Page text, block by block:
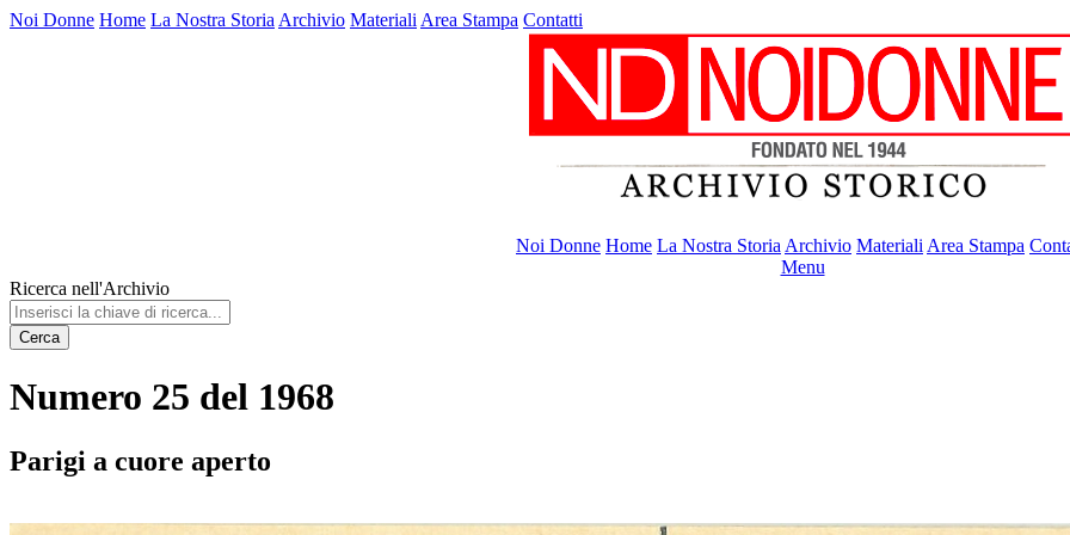
Noi Donne Home La Nostra Storia Archivio Materiali Area Stampa Contatti
Noi Donne Home La Nostra Storia Archivio Materiali Area Stampa
Menu
Ricerca nell'Archivio
Cerca
Numero 25 del 1968
Parigi a cuore aperto